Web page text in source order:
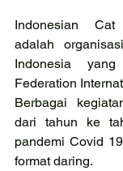
Indonesian
adalah
Indonesia
Federation
Berbagai
dari tahun ke
pandemi Covid
format daring.